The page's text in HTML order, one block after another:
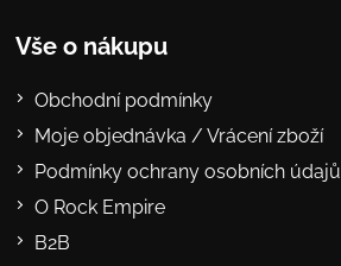
Vše o nákupu
Obchodní podmínky
Moje objednávka / Vrácení zboží
Podmínky ochrany osobních údajů
O Rock Empire
B2B